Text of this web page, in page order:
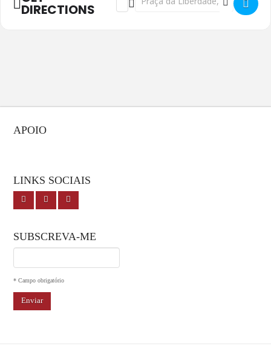
DIRECTIONS
APOIO
LINKS SOCIAIS
SUBSCREVA-ME
I agree terms and conditions.*
* Campo obrigatório